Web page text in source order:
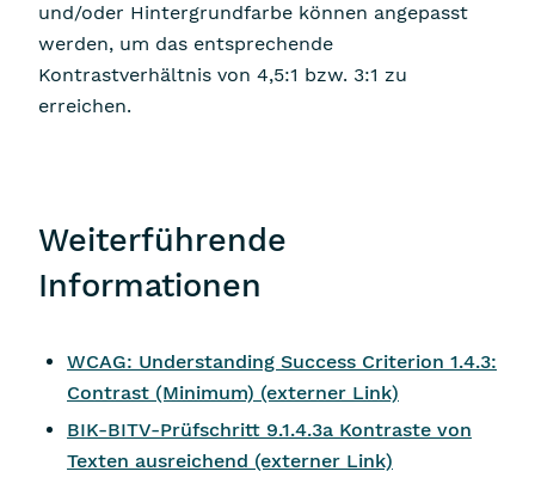
und/oder Hintergrundfarbe können angepasst
werden, um das entsprechende
Kontrastverhältnis von 4,5:1 bzw. 3:1 zu
erreichen.
Weiterführende
Informationen
WCAG: Understanding Success Criterion 1.4.3:
Contrast (Minimum) (externer Link)
BIK-BITV-Prüfschritt 9.1.4.3a Kontraste von
Texten ausreichend (externer Link)